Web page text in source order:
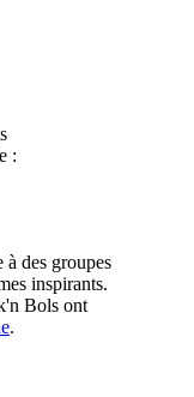
:
des groupes
inspirants.
Bols ont
.